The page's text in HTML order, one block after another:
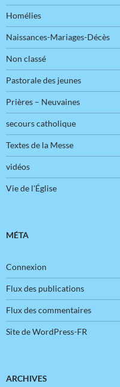
Homélies
Naissances-Mariages-Décès
Non classé
Pastorale des jeunes
Prières – Neuvaines
secours catholique
Textes de la Messe
vidéos
Vie de l'Église
MÉTA
Connexion
Flux des publications
Flux des commentaires
Site de WordPress-FR
ARCHIVES